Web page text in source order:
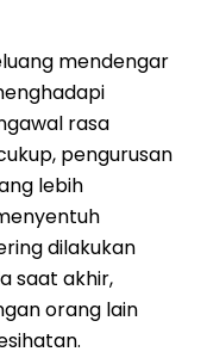
mendengar
rasa
pengurusan
lebih
dilakukan
saat akhir,
orang lain